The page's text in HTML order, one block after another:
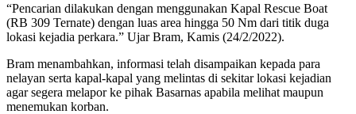
“Pencarian dilakukan dengan menggunakan Kapal Rescue Boat
(RB 309 Ternate) dengan luas area hingga 50 Nm dari titik duga
lokasi kejadia perkara.” Ujar Bram, Kamis (24/2/2022).
Bram menambahkan, informasi telah disampaikan kepada para
nelayan serta kapal-kapal yang melintas di sekitar lokasi kejadian
agar segera melapor ke pihak Basarnas apabila melihat maupun
menemukan korban.